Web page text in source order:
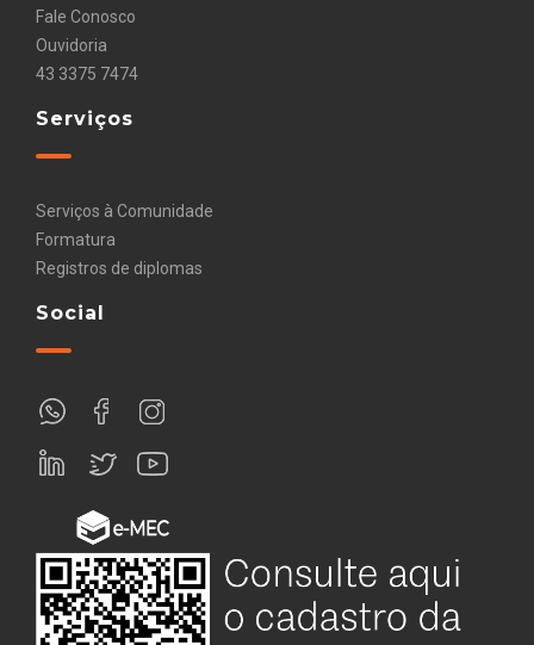
Fale Conosco
Ouvidoria
43 3375 7474
Serviços
Serviços à Comunidade
Formatura
Registros de diplomas
Social